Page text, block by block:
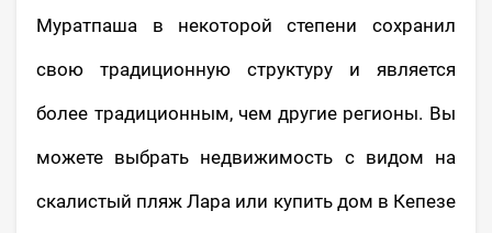
Муратпаша в некоторой степени сохранил
свою традиционную структуру и является
более традиционным, чем другие регионы. Вы
можете выбрать недвижимость с видом на
скалистый пляж Лара или купить дом в Кепезе